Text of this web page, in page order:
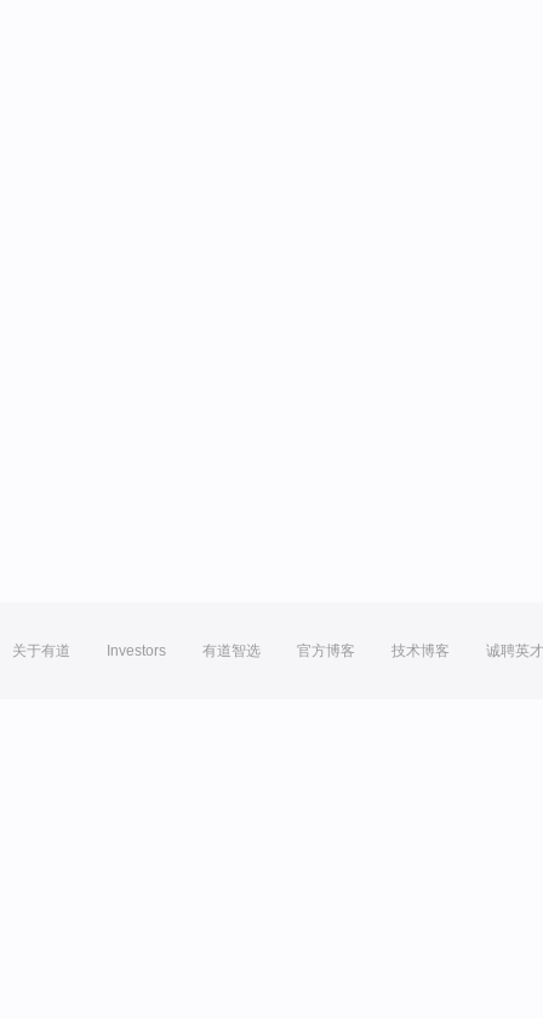
关于有道 Investors 有道智选 官方博客 技术博客 诚聘英才